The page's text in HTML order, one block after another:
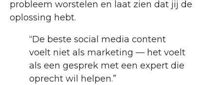
probleem worstelen en laat zien dat jij de
oplossing hebt.
“De beste social media content
voelt niet als marketing — het voelt
als een gesprek met een expert die
oprecht wil helpen.”